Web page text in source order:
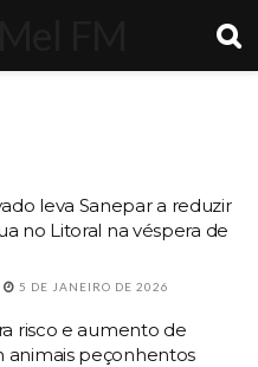
leva Sanepar a reduzir
no Litoral na véspera de
5 DE JANEIRO DE 2026
risco e aumento de
animais peçonhentos